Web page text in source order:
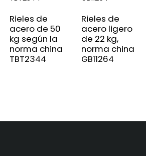
Rieles de
acero de 50
kg según la
norma china
TBT2344
Rieles de
acero ligero
de 22 kg,
norma china
GB11264